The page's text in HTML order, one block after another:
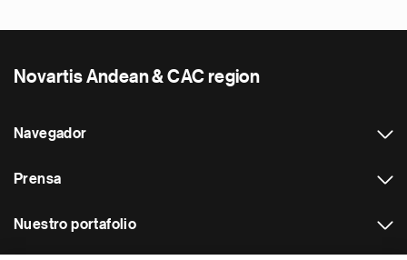
Novartis Andean & CAC region
Navegador
Prensa
Nuestro portafolio